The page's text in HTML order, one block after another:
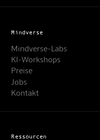
Mindverse
Mindverse-Labs
KI-Workshops
Preise
Jobs
Kontakt
Ressourcen